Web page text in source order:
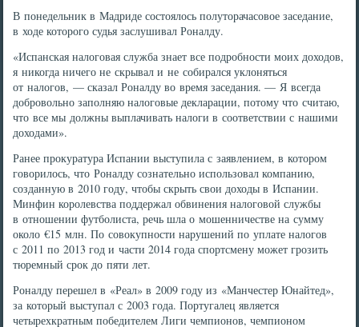
В понедельник в Мадриде состоялось полуторачасовое заседание,
в ходе которого судья заслушивал Роналду.
«Испанская налоговая служба знает все подробности моих доходов,
я никогда ничего не скрывал и не собирался уклоняться
от налогов, — сказал Роналду во время заседания. — Я всегда
добровольно заполняю налоговые декларации, потому что считаю,
что все мы должны выплачивать налоги в соответствии с нашими
доходами».
Ранее прокуратура Испании выступила с заявлением, в котором
говорилось, что Роналду сознательно использовал компанию,
созданную в 2010 году, чтобы скрыть свои доходы в Испании.
Минфин королевства поддержал обвинения налоговой службы
в отношении футболиста, речь шла о мошенничестве на сумму
около €15 млн. По совокупности нарушений по уплате налогов
с 2011 по 2013 год и части 2014 года спортсмену может грозить
тюремный срок до пяти лет.
Роналду перешел в «Реал» в 2009 году из «Манчестер Юнайтед»,
за который выступал с 2003 года. Португалец является
четырехкратным победителем Лиги чемпионов, чемпионом